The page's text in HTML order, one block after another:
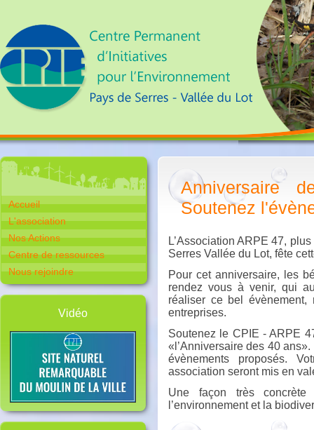
Accueil
L'association
Nos Actions
Centre de ressources
Nous rejoindre
Vidéo
Anniversaire
Soutenez
L’Association ARPE 47,
Serres Vallée du Lot, fête
Pour cet anniversaire, les
rendez vous à venir, qui
réaliser ce bel
entreprises.
Soutenez le CPIE - ARPE
«l’Anniversaire des 40
évènements proposés.
association seront mis en
Une façon très
l’environnement et la